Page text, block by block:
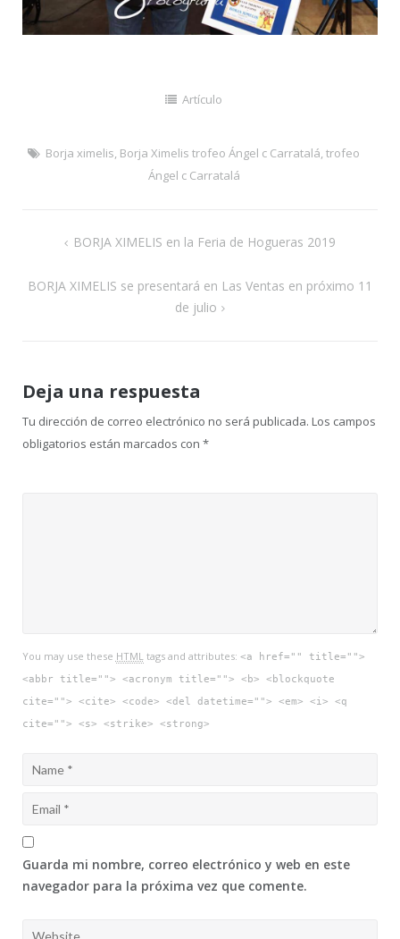
Artículo
Borja ximelis, Borja Ximelis trofeo Ángel c Carratalá, trofeo
Ángel c Carratalá
Navegación
entradas
BORJA XIMELIS en la Feria de Hogueras 2019
BORJA XIMELIS se presentará en Las Ventas en próximo 11
de julio
Deja una respuesta
Tu dirección de correo electrónico no será publicada. Los campos
obligatorios están marcados con *
You may use these HTML tags and attributes: <a href="" title="">
<abbr title=""> <acronym title=""> <b> <blockquote
cite=""> <cite> <code> <del datetime=""> <em> <i> <q
cite=""> <s> <strike> <strong>
Guarda mi nombre, correo electrónico y web en este
navegador para la próxima vez que comente.